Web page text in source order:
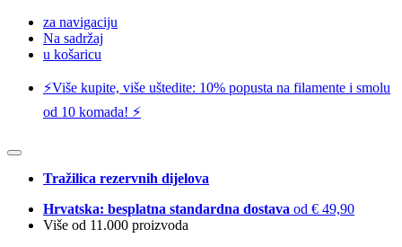
za navigaciju
Na sadržaj
u košaricu
⚡️Više kupite, više uštedite: 10% popusta na filamente i smolu
od 10 komada! ⚡️
Tražilica rezervnih dijelova
Hrvatska: besplatna standardna dostava od € 49,90
Više od 11.000 proizvoda